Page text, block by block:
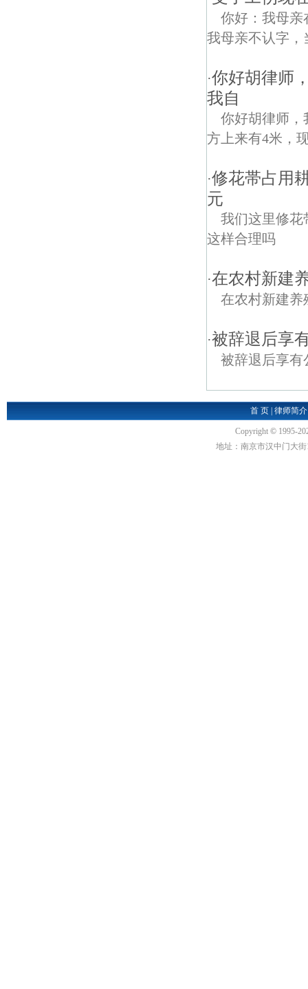
你好：我母亲
我母亲不认字，
·你好胡律师
我自
你好胡律师，
方上来有4米，
·修花帯占用
元
我们这里修花
这样合理吗
·在农村新建
在农村新建养
·被辞退后享
被辞退后享有
首 页 |律师简介
Copyright © 1995-
地址：南京市汉中门大街